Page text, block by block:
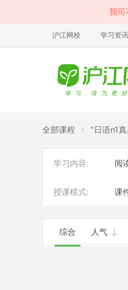
我司
沪江网校 学习资讯
全部课程 "日语n1
学习内容: 阅
授课模式: 课
综合 人气